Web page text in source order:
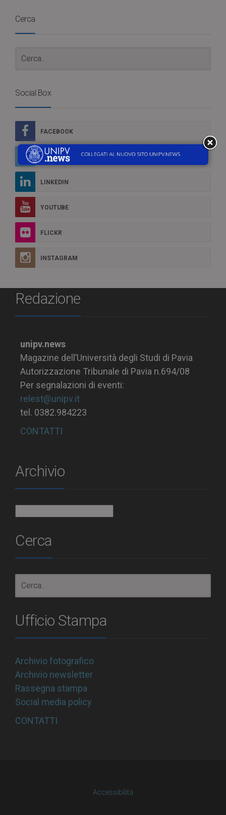
Cerca
Social Box
FACEBOOK
TWITTER
LINKEDIN
YOUTUBE
FLICKR
INSTAGRAM
Redazione
unipv.news
Magazine dell’Università degli Studi di Pavia
Autorizzazione Tribunale di Pavia n.694/08
Per segnalazioni di eventi:
relest@unipv.it
tel. 0382.984223
CONTATTI
Archivio
Cerca
Ufficio Stampa
Archivio fotografico
Archivio newsletter
Rassegna stampa
Social media policy
CONTATTI
Accessibilità